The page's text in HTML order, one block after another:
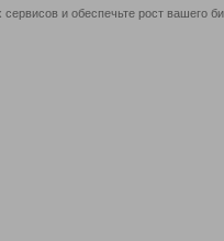
и обеспечьте рост вашего